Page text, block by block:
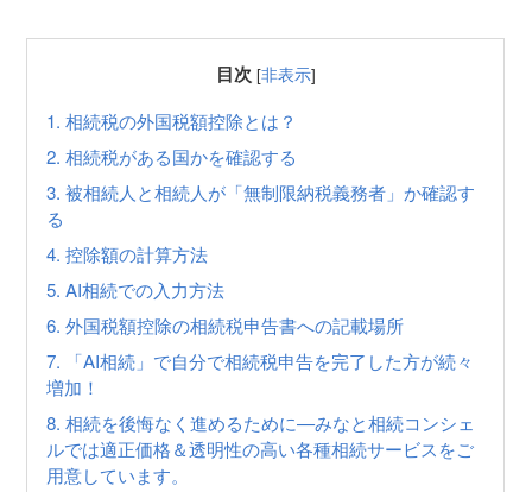
目次 [非表示]
1. 相続税の外国税額控除とは？
2. 相続税がある国かを確認する
3. 被相続人と相続人が「無制限納税義務者」か確認す
る
4. 控除額の計算方法
5. AI相続での入力方法
6. 外国税額控除の相続税申告書への記載場所
7. 「AI相続」で自分で相続税申告を完了した方が続々
増加！
8. 相続を後悔なく進めるために—みなと相続コンシェ
ルでは適正価格＆透明性の高い各種相続サービスをご
用意しています。